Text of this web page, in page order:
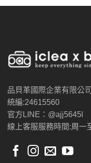
品貝革國際企業有限公司
統編:24615560
官方LINE：@ajj5645l
線上客服服務時間:周一